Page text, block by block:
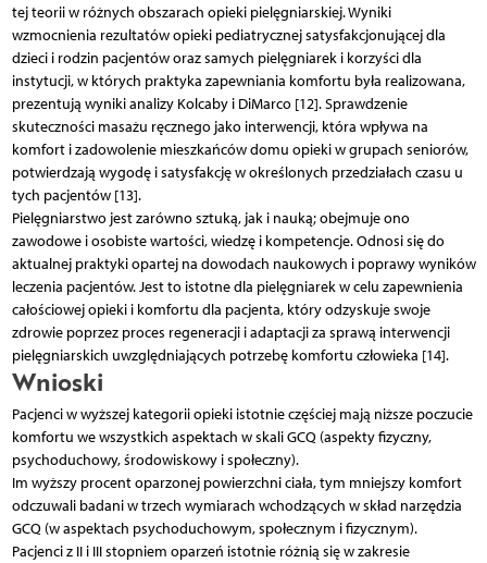
tej teorii w różnych obszarach opieki pielęgniarskiej. Wyniki
wzmocnienia rezultatów opieki pediatrycznej satysfakcjonującej dla
dzieci i rodzin pacjentów oraz samych pielęgniarek i korzyści dla
instytucji, w których praktyka zapewniania komfortu była realizowana,
prezentują wyniki analizy Kolcaby i DiMarco [12]. Sprawdzenie
skuteczności masażu ręcznego jako interwencji, która wpływa na
komfort i zadowolenie mieszkańców domu opieki w grupach seniorów,
potwierdzają wygodę i satysfakcję w określonych przedziałach czasu u
tych pacjentów [13].
Pielęgniarstwo jest zarówno sztuką, jak i nauką; obejmuje ono
zawodowe i osobiste wartości, wiedzę i kompetencje. Odnosi się do
aktualnej praktyki opartej na dowodach naukowych i poprawy wyników
leczenia pacjentów. Jest to istotne dla pielęgniarek w celu zapewnienia
całościowej opieki i komfortu dla pacjenta, który odzyskuje swoje
zdrowie poprzez proces regeneracji i adaptacji za sprawą interwencji
pielęgniarskich uwzględniających potrzebę komfortu człowieka [14].
Wnioski
Pacjenci w wyższej kategorii opieki istotnie częściej mają niższe poczucie
komfortu we wszystkich aspektach w skali GCQ (aspekty fizyczny,
psychoduchowy, środowiskowy i społeczny).
Im wyższy procent oparzonej powierzchni ciała, tym mniejszy komfort
odczuwali badani w trzech wymiarach wchodzących w skład narzędzia
GCQ (w aspektach psychoduchowym, społecznym i fizycznym).
Pacjenci z II i III stopniem oparzeń istotnie różnią się w zakresie